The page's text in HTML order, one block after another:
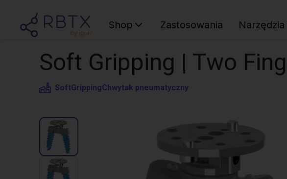
Shop Zastosowania Narzędzia
Soft Gripping | Two
SoftGrippingChwytak pneumatyczny